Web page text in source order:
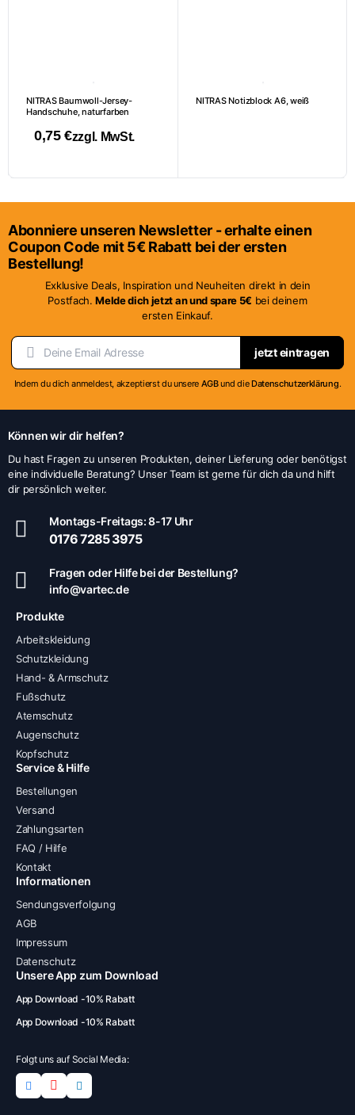
NITRAS Baumwoll-Jersey-
Handschuhe, naturfarben
0,75€zzgl. MwSt.
weist
mehrere
Varianten
auf.
Optionen
auf
der
Produktseite
werden
NITRAS Notizblock A6, weiß
Abonniere unseren Newsletter - erhalte einen
Coupon Code mit 5€ Rabatt bei der ersten
Bestellung!
Exklusive Deals, Inspiration und Neuheiten direkt in dein
Postfach.Melde dich jetzt an und spare 5€ bei deinem
ersten Einkauf.
jetzt eintragen
Indem du dich anmeldest, akzeptierst du unsere AGBund dieDatenschutzerklärung.
Können wir dir helfen?
Du hast Fragen zu unseren Produkten, deiner Lieferung oder benötigst
eine individuelle Beratung? Unser Team ist gerne für dich da und hilft
dir persönlich weiter.
Montags-Freitags: 8-17 Uhr
0176 7285 3975
Fragen oder Hilfe bei der Bestellung?
info@vartec.de
Produkte
Arbeitskleidung
Schutzkleidung
Hand- & Armschutz
Fußschutz
Atemschutz
Augenschutz
Kopfschutz
Service & Hilfe
Bestellungen
Versand
Zahlungsarten
FAQ / Hilfe
Kontakt
Informationen
Sendungsverfolgung
AGB
Impressum
Datenschutz
Unsere App zum Download
App Download -10% Rabatt
App Download -10% Rabatt
Folgt uns auf Social Media: